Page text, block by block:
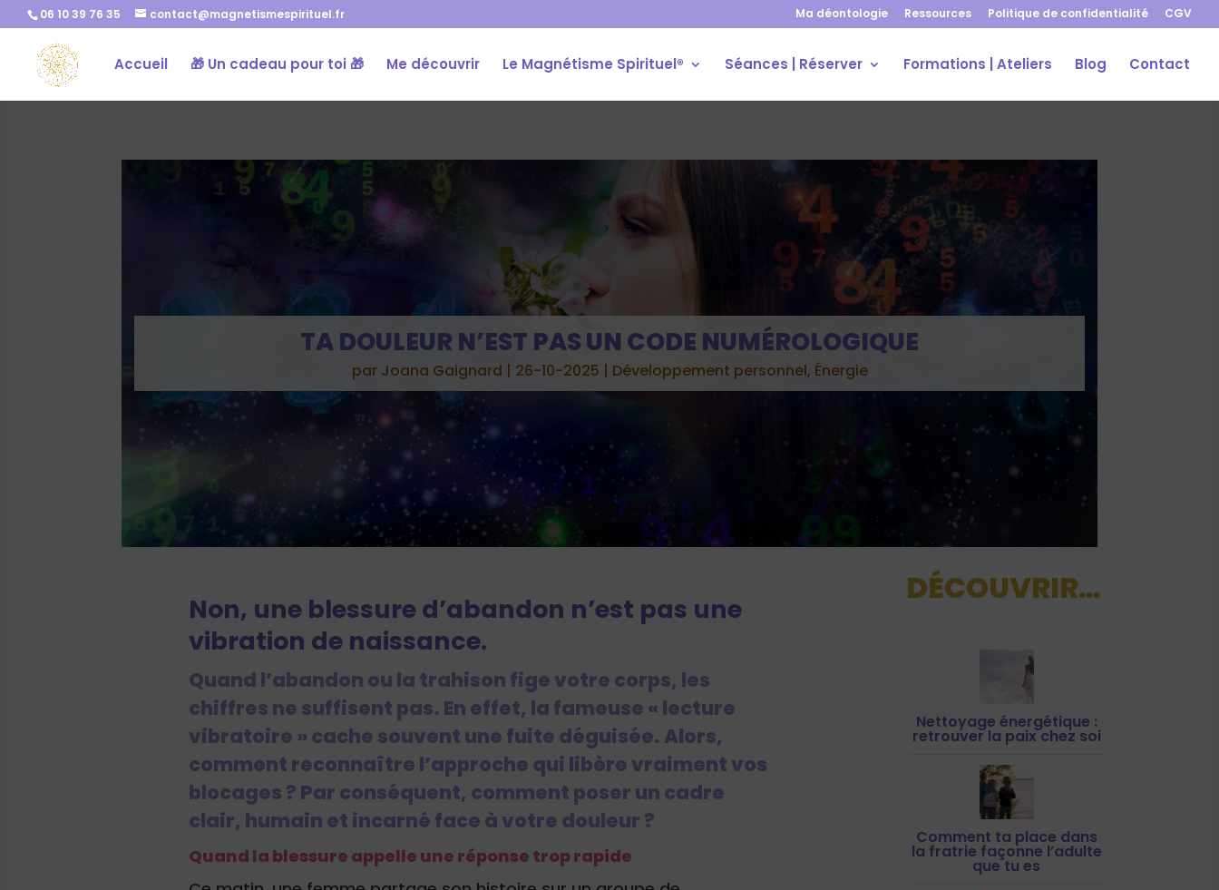
06 10 39 76 35 contact@magnetismespirituel.fr Ma déontologie Ressources Politique de confidentialité CGV
Accueil 🎁 Un cadeau pour toi 🎁 Me découvrir Le Magnétisme Spirituel® Séances | Réserver Formations | Ateliers Blog Contact
TA DOULEUR N’EST PAS UN CODE NUMÉROLOGIQUE
par Joana Gaignard | 26-10-2025 | Développement personnel, Énergie
Non, une blessure d’abandon n’est pas une
vibration de naissance.
Quand l’abandon ou la trahison fige votre corps, les
chiffres ne suffisent pas. En effet, la fameuse « lecture
vibratoire » cache souvent une fuite déguisée. Alors,
comment reconnaître l’approche qui libère vraiment vos
blocages ? Par conséquent, comment poser un cadre
clair, humain et incarné face à votre douleur ?
Quand la blessure appelle une réponse trop rapide
DÉCOUVRIR…
Nettoyage énergétique :
retrouver la paix chez soi
Comment ta place dans
la fratrie façonne l’adulte
que tu es